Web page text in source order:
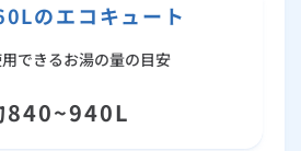
のエコキュート
できるお湯の量の目安
840~940L